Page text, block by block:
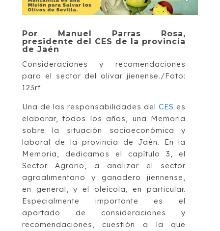
Por Manuel Parras Rosa,
presidente del CES de la provincia
de Jaén
Consideraciones y recomendaciones
para el sector del olivar jienense./Foto:
123rf
Una de las responsabilidades delCES es
elaborar, todos los años, una Memoria
sobre la situación socioeconómica y
laboral de la provincia de Jaén. En la
Memoria, dedicamos el capítulo 3, el
Sector Agrario, a analizar el sector
agroalimentario y ganadero jiennense,
en general, y el oleícola, en particular.
Especialmente importante es el
apartado de consideraciones y
recomendaciones, cuestión a la que